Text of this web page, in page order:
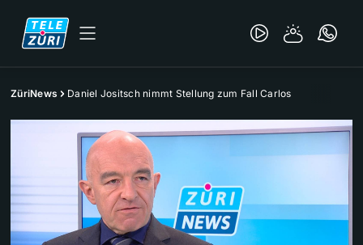
ZüriNews Daniel Jositsch nimmt Stellung zum Fall Carlos